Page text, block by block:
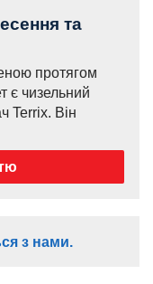
та
протягом
є чизельний
Terrix. Він
з нами.